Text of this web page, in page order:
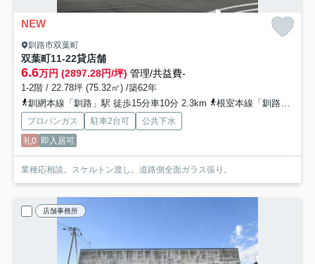
NEW
釧路市双葉町
双葉町11-22貸店舗
6.6万円 (2897.28円/坪) 管理/共益費-
1-2階 / 22.78坪 (75.32㎡) /築62年
釧網本線「釧路」駅 徒歩15分車10分 2.3km
根室本線「釧路」駅 車10分 2.3km
プロパンガス 駐車2台可
公共下水
礼0 即入居可
業種応相談。スケルトン渡し。道路側全面ガラス張り。
店舗事務所